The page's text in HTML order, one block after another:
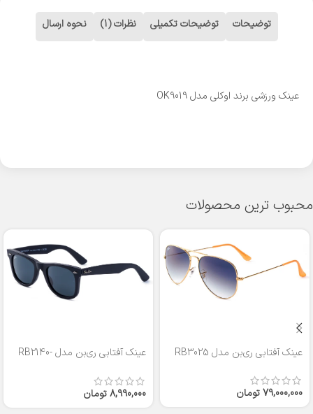
توضیحات توضیحات تکمیلی نظرات (1) نحوه ارسال
عینک ورزشی برند اوکلی مدل OK9019
محبوب ترین محصولات
عینک آفتابی ری‌بن مدل RB3025
79,000,000تومان
عینک آفتابی ری‌بن مدل RB2140-
8,990,000تومان